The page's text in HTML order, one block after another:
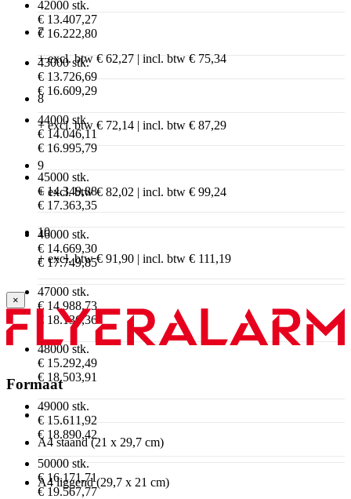
42000 stk.
€ 13.407,27
€ 16.222,80
43000 stk.
€ 13.726,69
€ 16.609,29
44000 stk.
€ 14.046,11
€ 16.995,79
45000 stk.
€ 14.349,88
€ 17.363,35
46000 stk.
€ 14.669,30
€ 17.749,85
47000 stk.
€ 14.988,73
€ 18.136,36
48000 stk.
€ 15.292,49
€ 18.503,91
49000 stk.
€ 15.611,92
€ 18.890,42
50000 stk.
€ 16.171,71
€ 19.567,77
7
+ excl. btw € 62,27 | incl. btw € 75,34
8
+ excl. btw € 72,14 | incl. btw € 87,29
9
+ excl. btw € 82,02 | incl. btw € 99,24
10
+ excl. btw € 91,90 | incl. btw € 111,19
×
Formaat
A4 staand (21 x 29,7 cm)
A4 liggend (29,7 x 21 cm)